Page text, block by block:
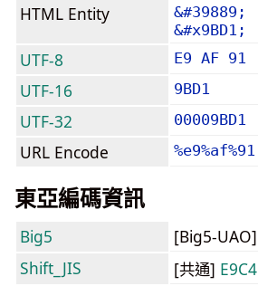
HTML Entity
&#39889;
&#x9BD1;
UTF-8 E9 AF 91
UTF-16 9BD1
UTF-32 00009BD1
URL Encode %e9%af%91
東亞編碼資訊
Big5 [Big5-UAO]
Shift_JIS
[共通] E9C4